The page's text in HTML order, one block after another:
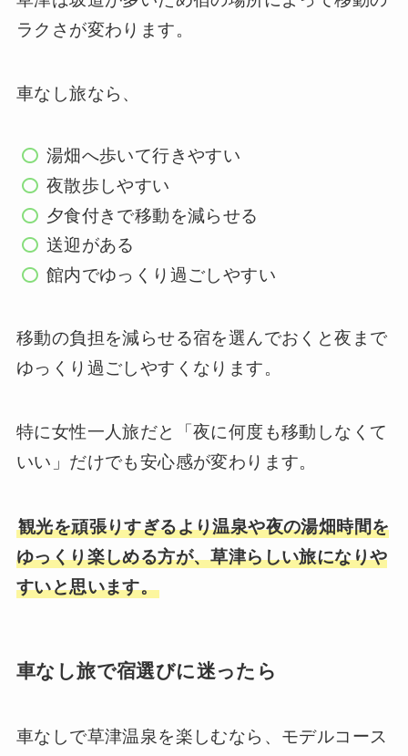
ラクさが変わります。
車なし旅なら、
湯畑へ歩いて行きやすい
夜散歩しやすい
夕食付きで移動を減らせる
送迎がある
館内でゆっくり過ごしやすい
移動の負担を減らせる宿を選んでおくと夜まで
ゆっくり過ごしやすくなります。
特に女性一人旅だと「夜に何度も移動しなくて
いい」だけでも安心感が変わります。
観光を頑張りすぎるより温泉や夜の湯畑時間を
ゆっくり楽しめる方が、草津らしい旅になりや
すいと思います。
車なし旅で宿選びに迷ったら
車なしで草津温泉を楽しむなら、モデルコース